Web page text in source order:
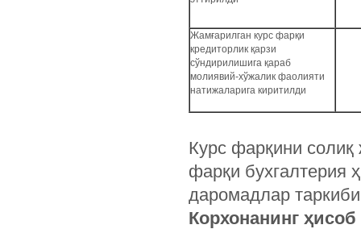
Жамғарилган курс фарқи
кредиторлик қарзи
сўндирилишига қараб
молиявий-хўжалик фаолияти
натижаларига киритилди
Курс фарқини солиқ
фарқи бухгалтерия
даромадлар
Корхонанинг